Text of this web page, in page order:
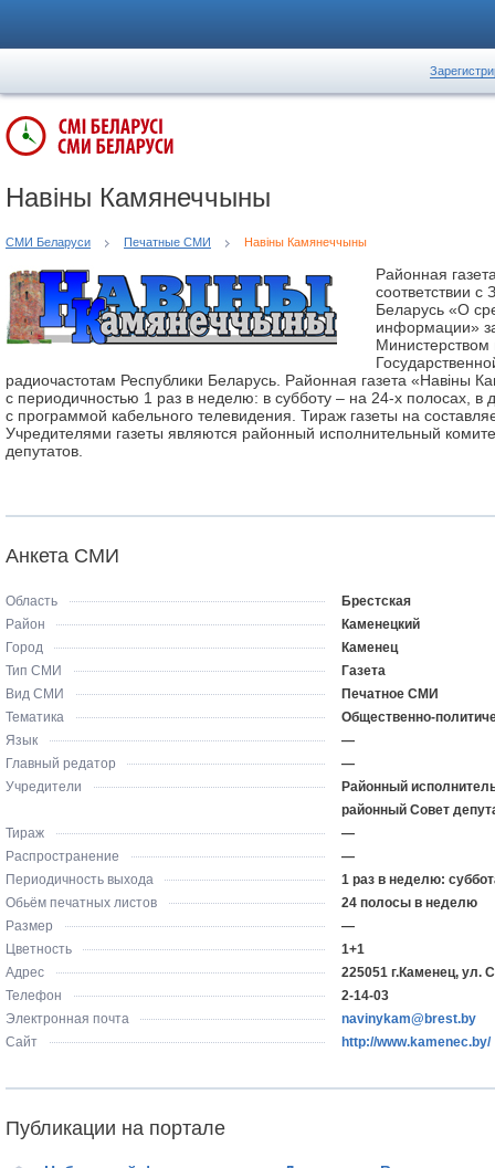
Навіны Камянеччыны
СМИ Беларуси Печатные СМИ Навіны Камянеччыны
Районная
соответствии с
Беларусь «О
информации»
радиочастотам Республики Беларусь. Районная газета «Навіны
с периодичностью 1 раз в неделю: в субботу – на 24-х полосах, в
с программой кабельного телевидения. Тираж газеты на
Учредителями газеты являются районный исполнительный
депутатов.
Анкета СМИ
Область
Брестская
Район
Каменецкий
Город
Каменец
Тип СМИ
Газета
Вид СМИ
Печатное СМИ
Тематика
Общественно-
Язык
—
Главный редатор
—
Учредители
Районный
районный Совет
Тираж
—
Распространение
—
Периодичность выхода
1 раз в неделю:
Обьём печатных листов
24 полосы в неделю
Размер
—
Цветность
1+1
Адрес
225051 г.Каменец, ул.
Телефон
2-14-03
Электронная почта
navinykam@brest.by
Сайт
http://www.kamenec.by/
Публикации на портале